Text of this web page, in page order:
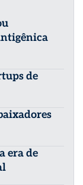
de
era de